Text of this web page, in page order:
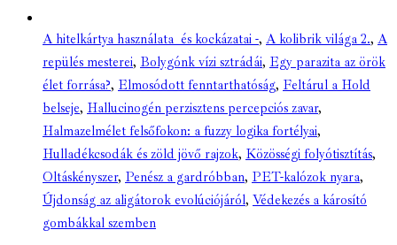
A hitelkártya használata és kockázatai -, A kolibrik világa 2., A
repülés mesterei, Bolygónk vízi sztrádái, Egy parazita az örök
élet forrása?, Elmosódott fenntarthatóság, Feltárul a Hold
belseje, Hallucinogén perzisztens percepciós zavar,
Halmazelmélet felsőfokon: a fuzzy logika fortélyai,
Hulladékcsodák és zöld jövő rajzok, Közösségi folyótisztítás,
Oltáskényszer, Penész a gardróbban, PET-kalózok nyara,
Újdonság az aligátorok evolúciójáról, Védekezés a károsító
gombákkal szemben